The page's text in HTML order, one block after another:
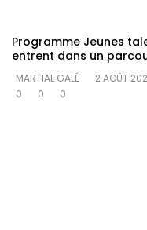
Programme Jeunes
entrent dans un
MARTIAL GALÉ
2 AOÛT
0
0 0